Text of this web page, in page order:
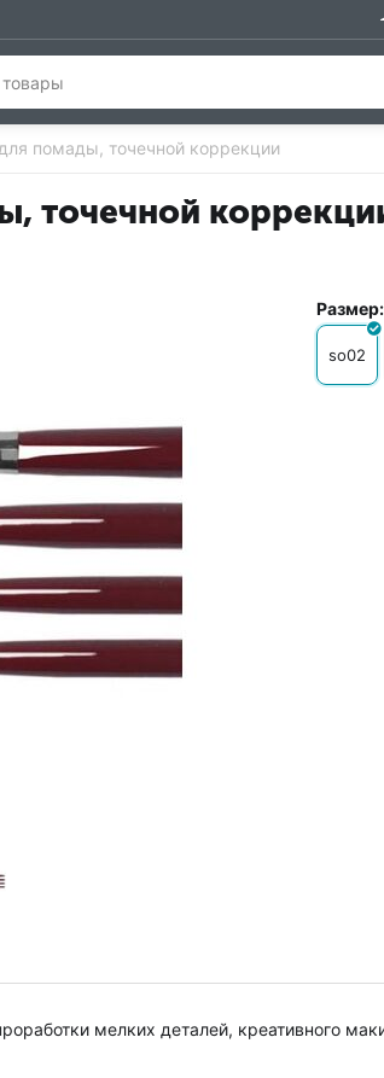
помады, точечной коррекции
точечной
Размер:
so02
мелких деталей, креативного